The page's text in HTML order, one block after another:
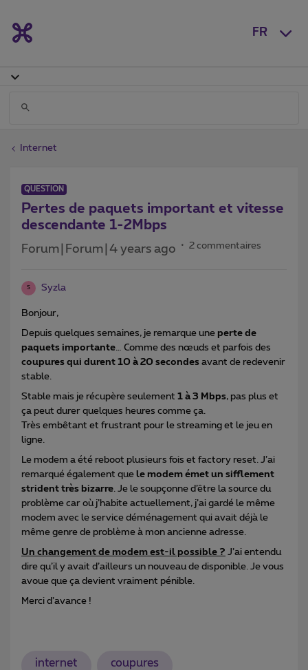
FR
Internet
QUESTION
Pertes de paquets important et vitesse
descendante 1-2Mbps
Forum|Forum|4 years ago 2 commentaires
S Syzla
Bonjour,
Depuis quelques semaines, je remarque une perte de
paquets importante … Comme des nœuds et parfois des
coupures qui durent 10 à 20 secondes avant de redevenir
stable.
Stable mais je récupère seulement 1 à 3 Mbps, pas plus et
ça peut durer quelques heures comme ça.
Très embêtant et frustrant pour le streaming et le jeu en
ligne.
Le modem a été reboot plusieurs fois et factory reset. J’ai
remarqué également que le modem émet un sifflement
strident très bizarre . Je le soupçonne d’être la source du
problème car où j’habite actuellement, j’ai gardé le même
modem avec le service déménagement qui avait déjà le
même genre de problème à mon ancienne adresse.
Un changement de modem est-il possible ? J’ai entendu
dire qu’il y avait d’ailleurs un nouveau de disponible. Je vous
avoue que ça devient vraiment pénible.
Merci d’avance !
internet coupures